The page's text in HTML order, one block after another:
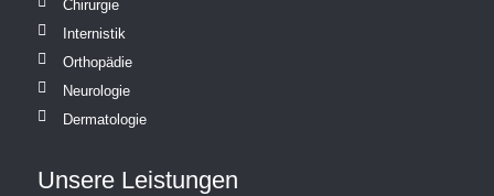
Chirurgie
Internistik
Orthopädie
Neurologie
Dermatologie
Unsere Leistungen